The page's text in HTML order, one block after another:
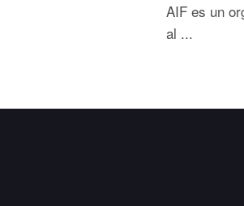
AIF es un
al ...